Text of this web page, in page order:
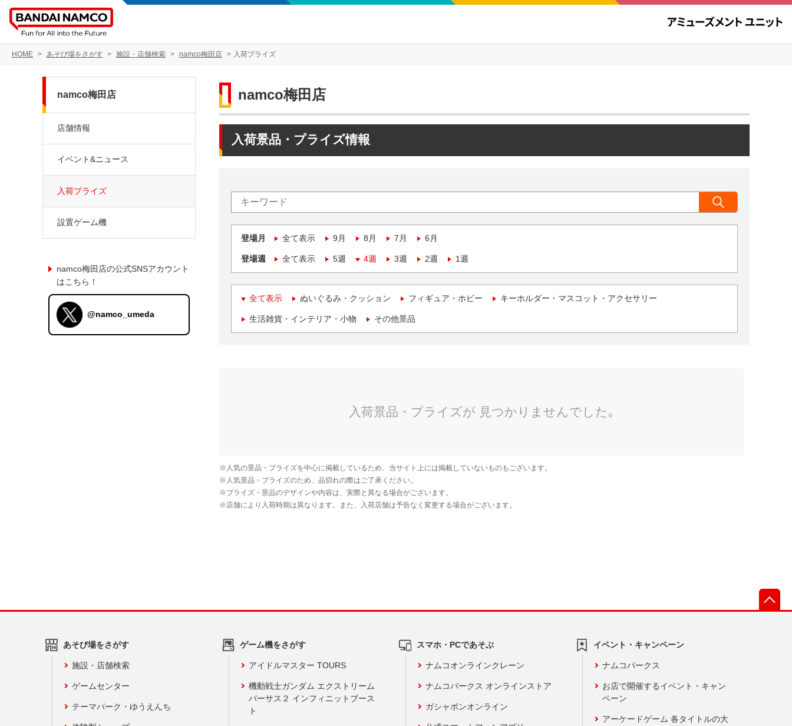
HOME あそび場をさがす 施設・店舗検索 namco梅田店 入荷プライズ
namco梅田店
入荷景品・プライズ情報
登場月 全て表示 9月 8月 7月 6月
登場週 全て表示 5週 4週 3週 2週 1週
全て表示 ぬいぐるみ・クッション フィギュア・ホビー キーホルダー・マスコット・アクセサリー
生活雑貨・インテリア・小物 その他景品
namco梅田店
店舗情報
イベント&ニュース
入荷プライズ
設置ゲーム機
namco梅田店の公式SNSアカウント
はこちら！
@namco_umeda
あそび場をさがす
施設・店舗検索
ゲームセンター
テーマパーク・ゆうえんち
ゲーム機をさがす
アイドルマスター TOURS
機動戦士ガンダム エクストリーム
バーサス２ インフィニットブース
ト
スマホ・PCであそぶ
ナムコオンラインクレーン
ナムコパークス オンラインストア
ガシャポンオンライン
イベント・キャンペーン
ナムコパークス
お店で開催するイベント・キャン
ペーン
アーケードゲーム 各タイトルの大